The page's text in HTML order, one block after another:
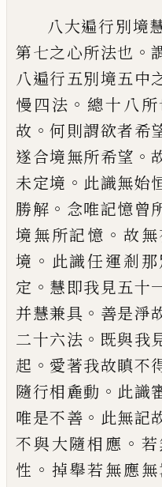
八大遍行別境
第七之心所法也 。
八遍行五別境五中
慢四法 。 總十八所
故 。何則謂欲者希
遂合境無所希望 。
未定境 。 此識無始
勝解 。 念唯記憶曾
境無所記憶 。 故
境 。 此識任運剎
定 。 慧即我 見五十
并慧兼具 。 善是淨
二十六法 。 既與我
起 。愛著我故瞋不
隨行相麁動 。 此識
唯是不善 。 此無記
不與大隨相應 。
性 。 掉舉若無應